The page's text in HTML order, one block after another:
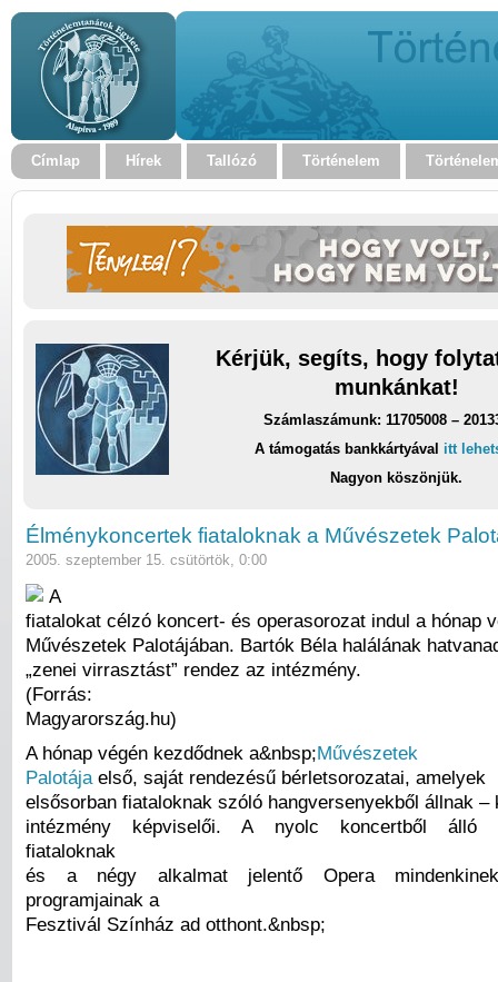
Címlap Hírek Tallózó Történelem
Kérjük, segíts, hogy
munkánkat!
Számlaszámunk: 11705008 –
A támogatás bankkártyával itt
Nagyon köszönjük.
Élménykoncertek fiataloknak a Művészetek
2005. szeptember 15. csütörtök, 0:00
A
fiatalokat célzó koncert- és operasorozat indul a hónap
Művészetek Palotájában. Bartók Béla halálának
„zenei virrasztást” rendez az intézmény.
(Forrás:
Magyarország.hu)
A hónap végén kezdődnek a&nbsp;Művészetek
Palotájaelső, saját rendezésű bérletsorozatai, amelyek
elsősorban fiataloknak szóló hangversenyekből állnak –
intézmény képviselői. A nyolc koncertből álló
fiataloknak
és a négy alkalmat jelentő Opera
programjainak a
Fesztivál Színház ad otthont.&nbsp;